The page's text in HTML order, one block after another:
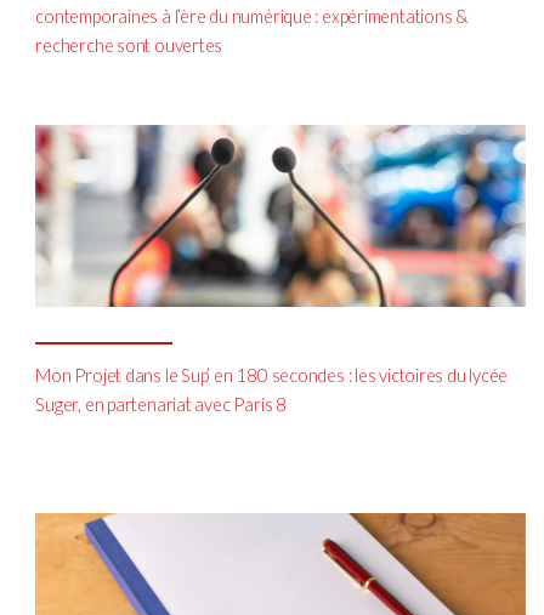
contemporaines à l’ère du numérique : expérimentations &
recherche sont ouvertes
Mon Projet dans le Sup’ en 180 secondes : les victoires du lycée
Suger, en partenariat avec Paris 8